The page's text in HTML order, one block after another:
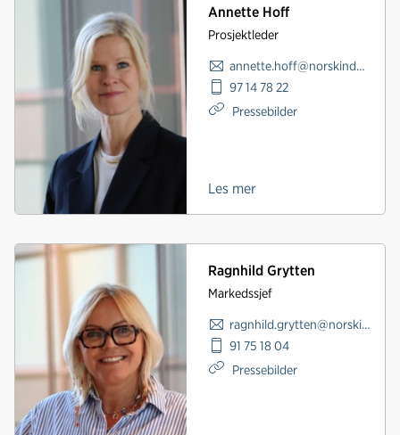
Annette Hoff
Prosjektleder
annette.hoff@norskindustri.no
97 14 78 22
Pressebilder
Les mer
Ragnhild Grytten
Markedssjef
ragnhild.grytten@norskindustri.no
91 75 18 04
Pressebilder